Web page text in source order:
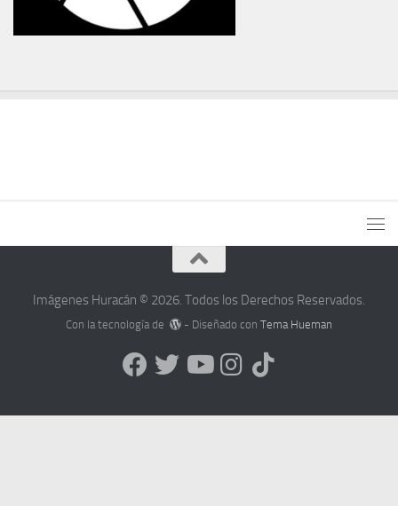
Imágenes Huracán © 2026. Todos los Derechos Reservados.
Con la tecnología de - Diseñado conTema Hueman